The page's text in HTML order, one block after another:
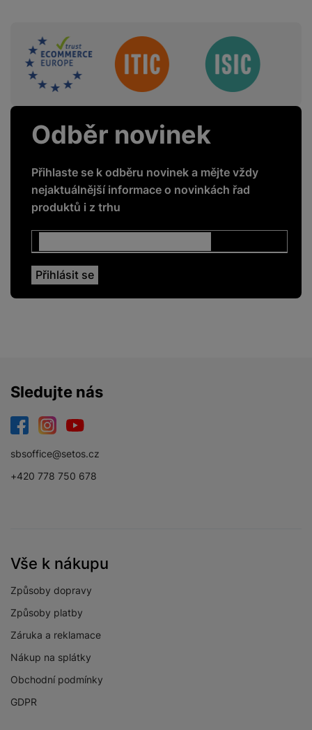
Hmotnost balení 34 g
Délka balení 15 CM
Výška balení 1,1 CM
Sdružení
Odběr novinek
Přihlaste se k odběru novinek a mějte vždy
nejaktuálnější informace o novinkách řad
produktů i z trhu
Sledujte nás
sbsoffice@setos.cz
+420 778 750 678
Vše k nákupu
Způsoby dopravy
Způsoby platby
Záruka a reklamace
Nákup na splátky
Obchodní podmínky
GDPR